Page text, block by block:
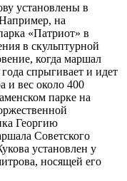
установлены в
на
«Патриот» в
в скульптурной
когда маршал
спрыгивает и идет
и вес около 400
парке на
Георгию
Советского
установлен у
носящей его